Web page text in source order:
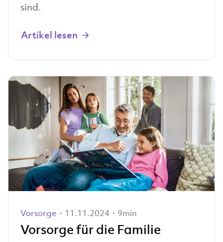
sind.
Artikel lesen
Vorsorge ・11.11.2024・9min
Vorsorge für die Familie